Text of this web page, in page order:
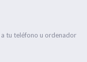
a tu teléfono u ordenador